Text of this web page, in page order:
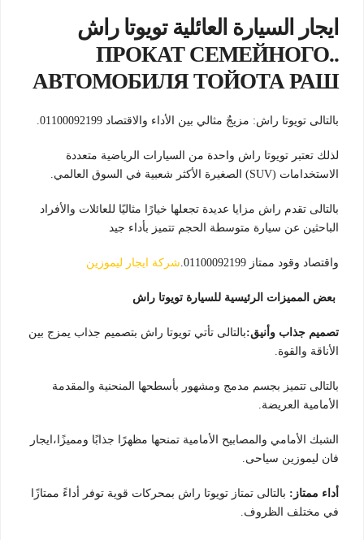
ايجار السيارة العائلية تويوتا راش
..ПРОКАТ СЕМЕЙНОГО
АВТОМОБИЛЯ ТОЙОТА РАШ
بالتالى تويوتا راش: مزيجٌ مثالي بين الأداء والاقتصاد 01100092199.
لذلك تعتبر تويوتا راش واحدة من السيارات الرياضية متعددة
الاستخدامات (SUV) الصغيرة الأكثر شعبية في السوق العالمي.
بالتالى تقدم راش مزايا عديدة تجعلها خيارًا مثاليًا للعائلات والأفراد
الباحثين عن سيارة متوسطة الحجم تتميز بأداء جيد
واقتصاد وقود ممتاز 01100092199. شركة ايجار ليموزين
بعض المميزات الرئيسية للسيارة تويوتا راش
تصميم جذاب وأنيق:بالتالى تأتي تويوتا راش بتصميم جذاب يمزج بين
الأناقة والقوة.
بالتالى تتميز بجسم مدمج ومشهور بأسطحها المنحنية والمقدمة
الأمامية العريضة.
الشبك الأمامي والمصابيح الأمامية تمنحها مظهرًا جذابًا ومميزًا،ايجار
فان ليموزين سياحى.
أداء ممتاز: بالتالى تمتاز تويوتا راش بمحركات قوية توفر أداءً ممتازًا
في مختلف الظروف.